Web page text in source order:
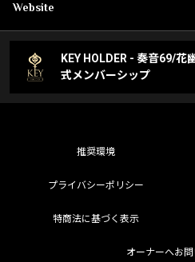
Website
KEY HOLDER - 奏音69/花
式メンバーシップ
推奨環境
プライバシーポリシー
特商法に基づく表示
オーナーへお